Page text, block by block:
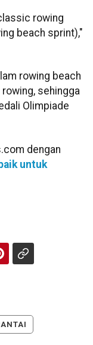
rowing
beach sprint),"
rowing beach
sehingga
Olimpiade
dengan
untuk